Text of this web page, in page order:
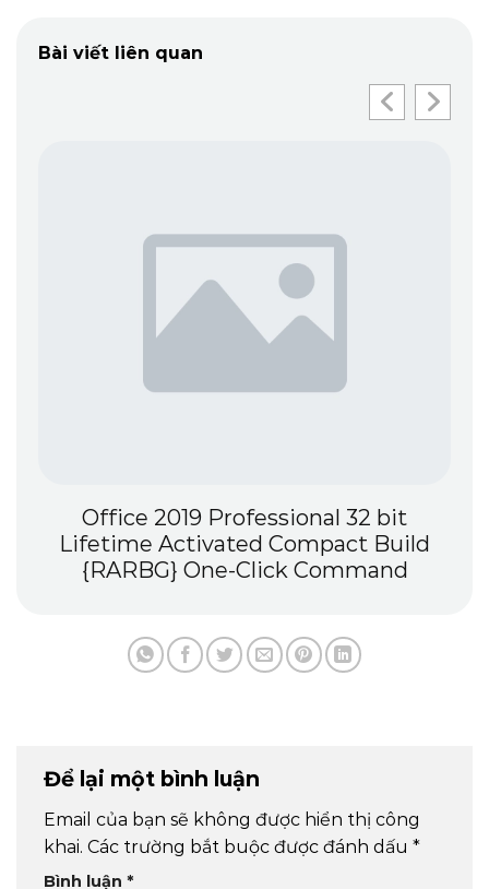
Bài viết liên quan
Office 2019 Professional 32 bit
Lifetime Activated Compact Build
{RARBG} One-Click Command
Để lại một bình luận
Email của bạn sẽ không được hiển thị công
khai. Các trường bắt buộc được đánh dấu *
Bình luận *